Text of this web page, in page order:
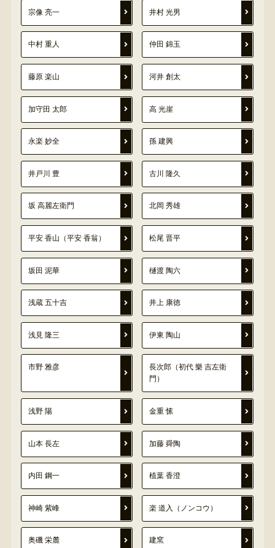
宗像 亮一 井村 光男
中村 重人 仲田 錦玉
藤原 楽山 河井 創太
加守田 太郎 高 光崖
永楽 妙全 孫 建興
井戸川 豊 古川 隆久
坂 高麗左衛門 北岡 秀雄
平安 香山（平安 香翁） 松尾 晋平
坂田 泥華 樋渡 陶六
浅蔵 五十吉 井上 康徳
浅見 隆三 伊東 陶山
市野 雅彦
長次郎（初代 樂 吉左衛
門）
浅野 陽 金重 愫
山本 長左 加藤 舜陶
内田 鋼一 植葉 香澄
神崎 紫峰 楽 道入（ノンコウ）
奥磯 栄麓 建窯